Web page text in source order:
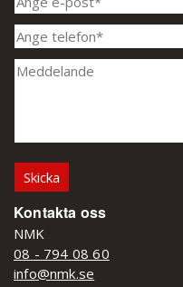
Kontakta oss
NMK
08 - 794 08 60
info@nmk.se